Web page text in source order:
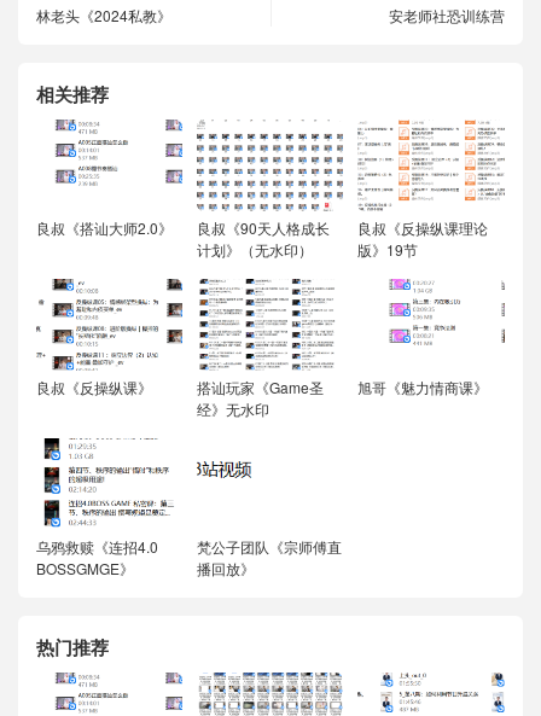
林老头《2024私教》
安老师社恐训练营
相关推荐
良叔《搭讪大师2.0》
良叔《90天人格成长
计划》（无水印）
良叔《反操纵课理论
版》19节
良叔《反操纵课》
搭讪玩家《Game圣
经》无水印
旭哥《魅力情商课》
乌鸦救赎《连招4.0
BOSSGMGE》
梵公子团队《宗师傅直
播回放》
热门推荐